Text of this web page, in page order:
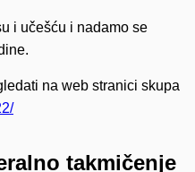
i učešću i nadamo se
na web stranici skupa
takmičenje